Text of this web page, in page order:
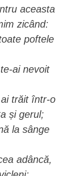
aceasta
zicând:
poftele
ai nevoit
trăit într-o
și gerul;
la sânge
adâncă,